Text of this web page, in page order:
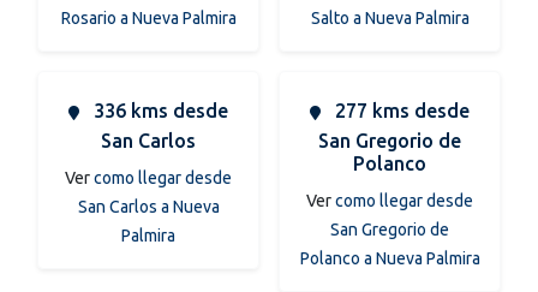
Rosario a Nueva Palmira
Salto a Nueva Palmira
336 kms desde
San Carlos
Vercomo llegar desde
San Carlos a Nueva
Palmira
277 kms desde
San Gregorio de
Polanco
Vercomo llegar desde
San Gregorio de
Polanco a Nueva Palmira